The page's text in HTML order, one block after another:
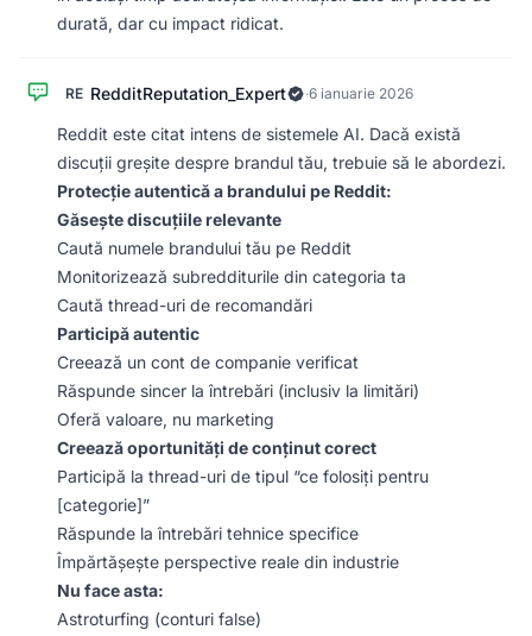
durată, dar cu impact ridicat.
RE RedditReputation_Expert ·6 ianuarie 2026
Reddit este citat intens de sistemele AI. Dacă există
discuții greșite despre brandul tău, trebuie să le abordezi.
Protecție autentică a brandului pe Reddit:
Găsește discuțiile relevante
Caută numele brandului tău pe Reddit
Monitorizează subredditurile din categoria ta
Caută thread-uri de recomandări
Participă autentic
Creează un cont de companie verificat
Răspunde sincer la întrebări (inclusiv la limitări)
Oferă valoare, nu marketing
Creează oportunități de conținut corect
Participă la thread-uri de tipul “ce folosiți pentru
[categorie]”
Răspunde la întrebări tehnice specifice
Împărtășește perspective reale din industrie
Nu face asta:
Astroturfing (conturi false)